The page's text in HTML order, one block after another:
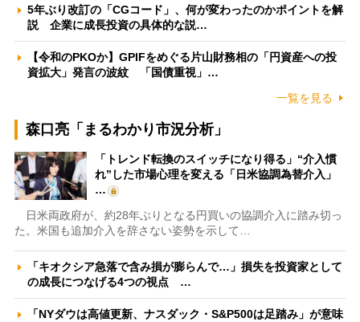
5年ぶり改訂の「CGコード」、何が変わったのかポイントを解
説 企業に成長投資の具体的な説…
【令和のPKOか】GPIFをめぐる片山財務相の「円資産への投
資拡大」発言の波紋 「国債重視」…
一覧を見る
森口亮「まるわかり市況分析」
「トレンド転換のスイッチになり得る」“介入慣
れ”した市場心理を変える「日米協調為替介入」
…
日米両政府が、約28年ぶりとなる円買いの協調介入に踏み切っ
た。米国も追加介入を辞さない姿勢を示して…
「キオクシア急落で含み損が膨らんで…」損失を投資家として
の成長につなげる4つの視点 …
「NYダウは高値更新、ナスダック・S&P500は足踏み」が意味